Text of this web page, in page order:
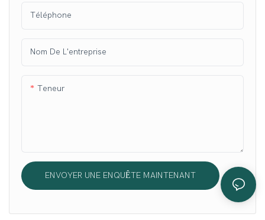
Téléphone
Nom De L'entreprise
Teneur
ENVOYER UNE ENQUÊTE MAINTENANT